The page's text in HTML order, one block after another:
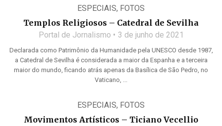
ESPECIAIS, FOTOS
Templos Religiosos – Catedral de Sevilha
Portal de Jornalismo 3 de junho de 2021
Declarada como Patrimônio da Humanidade pela UNESCO desde 1987,
a Catedral de Sevilha é considerada a maior da Espanha e a terceira
maior do mundo, ficando atrás apenas da Basílica de São Pedro, no
Vaticano, ...
ESPECIAIS, FOTOS
Movimentos Artísticos – Ticiano Vecellio